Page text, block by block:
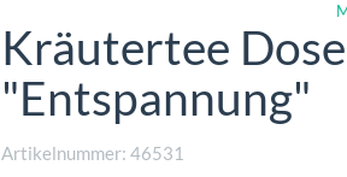
Kräutertee Dose
"Entspannung"
Artikelnummer: 46531